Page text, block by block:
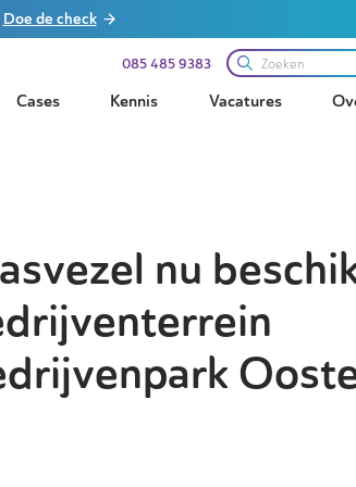
Doe de check
085 485 9383
Cases Kennis Vacatures
nu